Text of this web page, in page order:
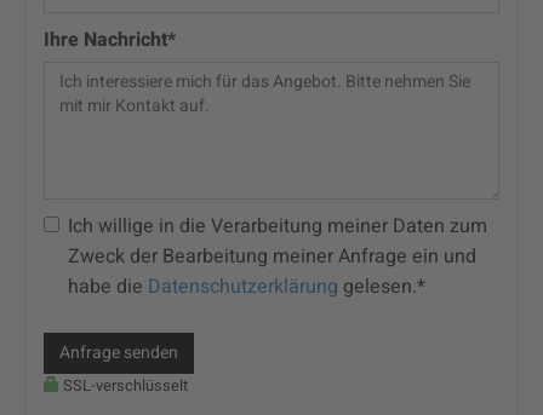
Ihre Nachricht*
Ich willige in die Verarbeitung meiner Daten zum
Zweck der Bearbeitung meiner Anfrage ein und
habe die Datenschutzerklärung gelesen.*
Anfrage senden
SSL-verschlüsselt